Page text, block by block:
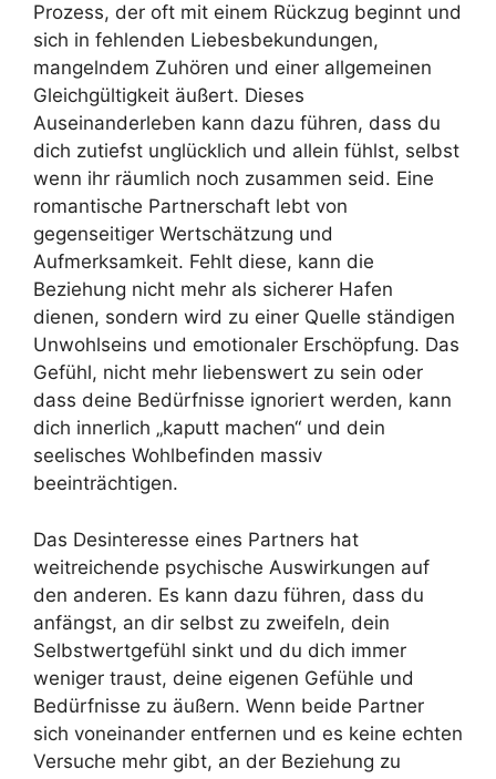
Prozess, der oft mit einem Rückzug beginnt und
sich in fehlenden Liebesbekundungen,
mangelndem Zuhören und einer allgemeinen
Gleichgültigkeit äußert. Dieses
Auseinanderleben kann dazu führen, dass du
dich zutiefst unglücklich und allein fühlst, selbst
wenn ihr räumlich noch zusammen seid. Eine
romantische Partnerschaft lebt von
gegenseitiger Wertschätzung und
Aufmerksamkeit. Fehlt diese, kann die
Beziehung nicht mehr als sicherer Hafen
dienen, sondern wird zu einer Quelle ständigen
Unwohlseins und emotionaler Erschöpfung. Das
Gefühl, nicht mehr liebenswert zu sein oder
dass deine Bedürfnisse ignoriert werden, kann
dich innerlich „kaputt machen“ und dein
seelisches Wohlbefinden massiv
beeinträchtigen.
Das Desinteresse eines Partners hat
weitreichende psychische Auswirkungen auf
den anderen. Es kann dazu führen, dass du
anfängst, an dir selbst zu zweifeln, dein
Selbstwertgefühl sinkt und du dich immer
weniger traust, deine eigenen Gefühle und
Bedürfnisse zu äußern. Wenn beide Partner
sich voneinander entfernen und es keine echten
Versuche mehr gibt, an der Beziehung zu